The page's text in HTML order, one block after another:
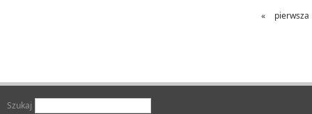
« pierwsza
Szukaj